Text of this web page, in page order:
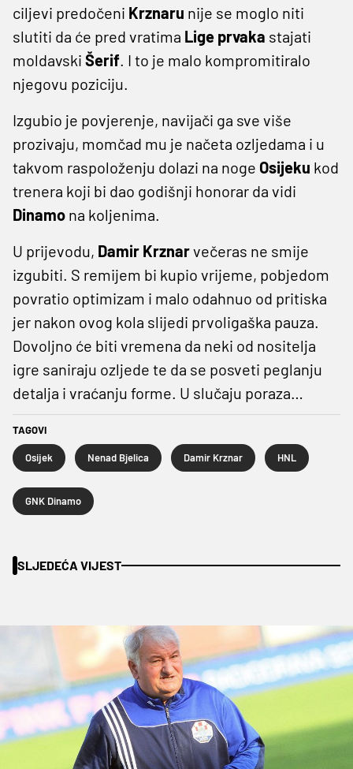
ciljevi predočeni Krznaru nije se moglo niti
slutiti da će pred vratima Lige prvaka stajati
moldavski Šerif . I to je malo kompromitiralo
njegovu poziciju.
Izgubio je povjerenje, navijači ga sve više
prozivaju, momčad mu je načeta ozljedama i u
takvom raspoloženju dolazi na noge Osijeku kod
trenera koji bi dao godišnji honorar da vidi
Dinamo na koljenima.
U prijevodu, Damir Krznarvečeras ne smije
izgubiti. S remijem bi kupio vrijeme, pobjedom
povratio optimizam i malo odahnuo od pritiska
jer nakon ovog kola slijedi prvoligaška pauza.
Dovoljno će biti vremena da neki od nositelja
igre saniraju ozljede te da se posveti peglanju
detalja i vraćanju forme. U slučaju poraza…
TAGOVI
Osijek Nenad Bjelica Damir Krznar HNL
GNK Dinamo
SLJEDEĆA VIJEST